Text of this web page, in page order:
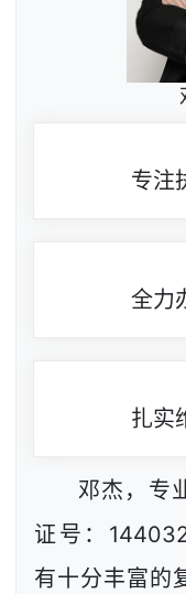
专注
全力
扎实
邓杰，专
证号：
有十分丰富的